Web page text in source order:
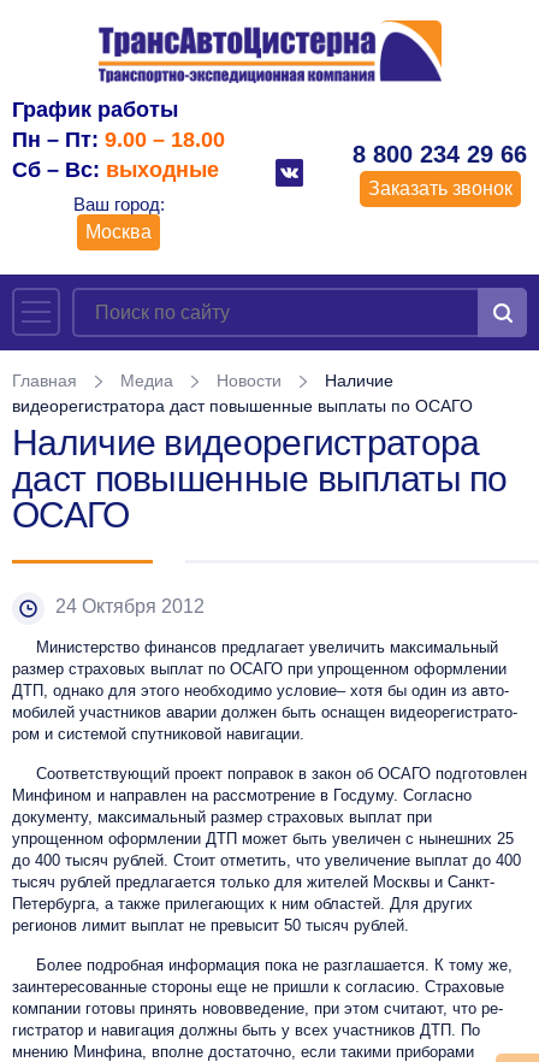
График работы
Пн – Пт: 9.00 – 18.00
Сб – Вс: выходные
Ваш город:
Москва
8 800 234 29 66
Заказать звонок
Главная Медиа Новости
Наличие
видеорегистратора даст повышенные выплаты по ОСАГО
Наличие видеорегистратора
даст повышенные выплаты по
ОСАГО
24 Октября 2012
Министерство ­финансов пред­ла­га­ет уве­личить мак­си­маль­ный
раз­мер страховых вып­лат по ОСАГО при уп­ро­щен­ном оформ­ле­нии
ДТП, од­на­ко для этого необходимо условие– хо­тя бы один из ав­то­
моби­лей участ­ни­ков ава­рии должен быть ос­на­щен ви­де­оре­гист­ра­то­
ром и системой спутниковой навигации.
Соответствующий проект поправок в закон об ОСАГО подготовлен
Минфином и направлен на рассмотрение в Госдуму. Согласно
документу, максимальный размер страховых выплат при
упрощенном оформлении ДТП может быть увеличен с нынешних 25
до 400 тысяч рублей. Стоит отметить, что увеличение выплат до 400
тысяч рублей предлагается только для жителей Москвы и Санкт-
Петербурга, а также прилегающих к ним областей. Для других
регионов лимит выплат не превысит 50 тысяч рублей.
Бо­лее под­робная ин­форма­ция по­ка не разглашается. К тому же,
заинтересованные стороны еще не пришли к согласию. Стра­ховые
ком­па­нии готовы при­нять но­вов­ве­дение, при этом считают, что ре­
гист­ра­тор и на­вига­ция должны быть у всех участ­ни­ков ДТП. По
мнению Мин­фина, вполне достаточно, если такими приборами